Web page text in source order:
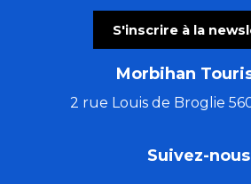
S'inscrire à la
Morbihan
2 rue Louis de Broglie
Suivez-nous